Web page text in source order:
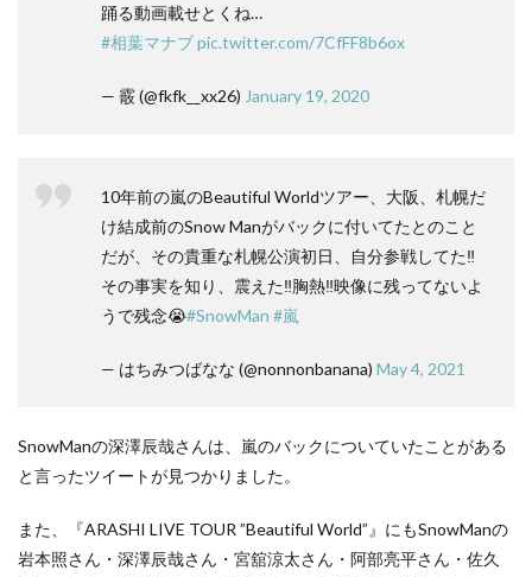
踊る動画載せとくね…
#相葉マナブpic.twitter.com/7CfFF8b6ox
— 霰 (@fkfk__xx26) January 19, 2020
10年前の嵐のBeautiful Worldツアー、大阪、札幌だ
け結成前のSnow Manがバックに付いてたとのこと
だが、その貴重な札幌公演初日、自分参戦してた‼️
その事実を知り、震えた‼️胸熱‼️映像に残ってないよ
うで残念😭#SnowMan #嵐
— はちみつばなな (@nonnonbanana) May 4, 2021
SnowManの深澤辰哉さんは、嵐のバックについていたことがある
と言ったツイートが見つかりました。
また、『ARASHI LIVE TOUR ”Beautiful World”』にもSnowManの
岩本照さん・深澤辰哉さん・宮舘涼太さん・阿部亮平さん・佐久